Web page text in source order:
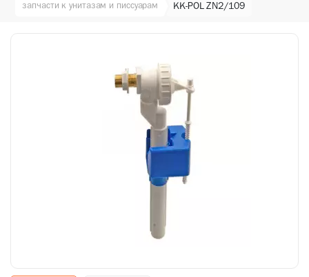
запчасти к унитазам и писсуарам KK-POL ZN2/109